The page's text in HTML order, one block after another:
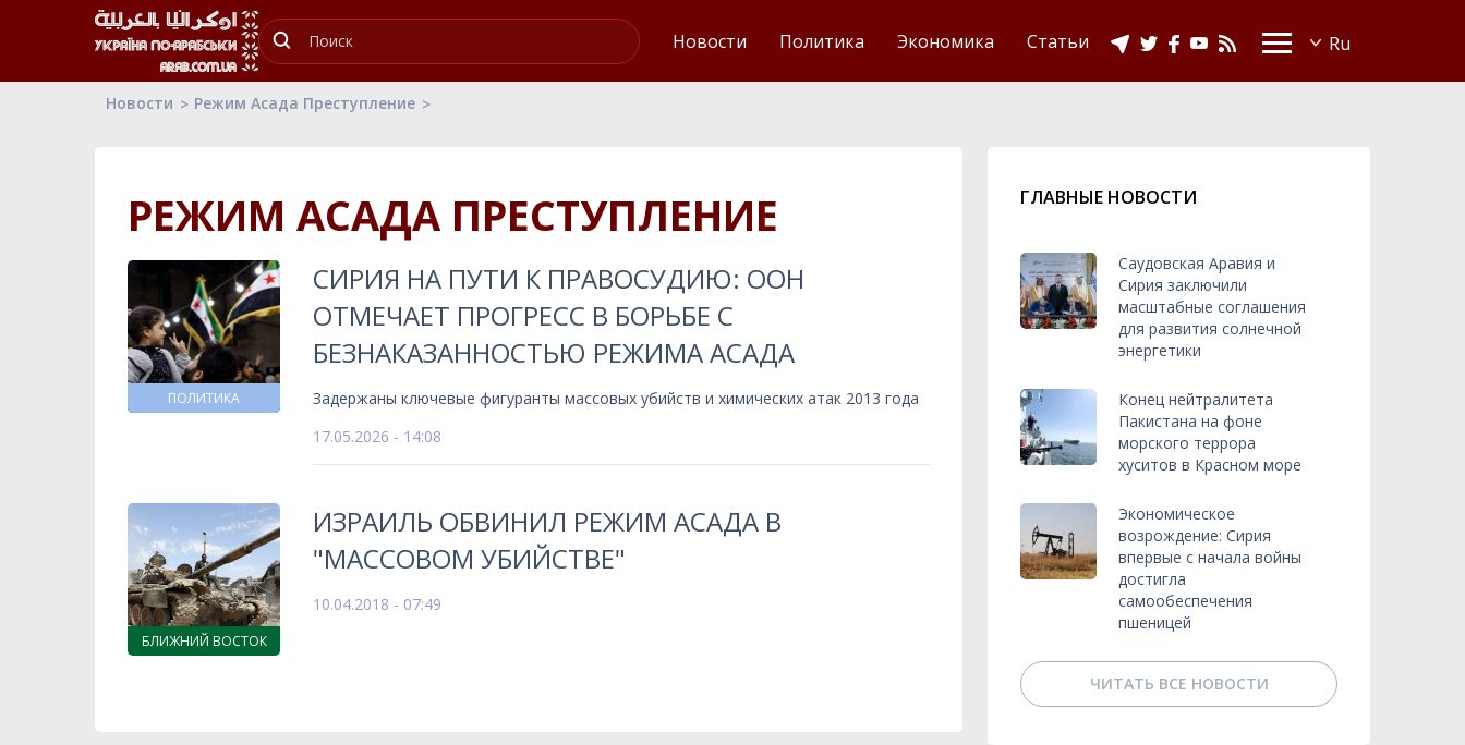
Новости Политика Экономика Статьи
Новости Режим Асада Преступление
РЕЖИМ АСАДА ПРЕСТУПЛЕНИЕ
ПОЛИТИКА
СИРИЯ НА ПУТИ К ПРАВОСУДИЮ: ООН
ОТМЕЧАЕТ ПРОГРЕСС В БОРЬБЕ С
БЕЗНАКАЗАННОСТЬЮ РЕЖИМА АСАДА
Задержаны ключевые фигуранты массовых убийств и химических атак 2013 года
17.05.2026 - 14:08
БЛИЖНИЙ ВОСТОК
ИЗРАИЛЬ ОБВИНИЛ РЕЖИМ АСАДА В
"МАССОВОМ УБИЙСТВЕ"
10.04.2018 - 07:49
ГЛАВНЫЕ НОВОСТИ
Саудовская Аравия и
Сирия заключили
масштабные соглашения
для развития солнечной
энергетики
Конец нейтралитета
Пакистана на фоне
морского террора
хуситов в Красном море
Экономическое
возрождение: Сирия
впервые с начала войны
достигла
самообеспечения
пшеницей
ЧИТАТЬ ВСЕ НОВОСТИ